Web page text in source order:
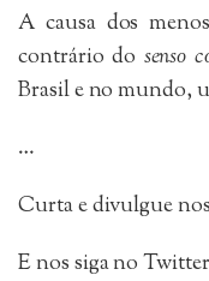
A causa dos
contrário do senso
Brasil e no mundo,
…
Curta e divulgue
E nos siga no